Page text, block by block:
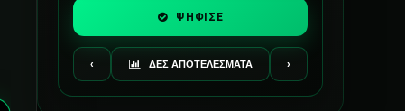
ΨΗΦΙΣΕ
‹ ΔΕΣ ΑΠΟΤΕΛΕΣΜΑΤΑ ›